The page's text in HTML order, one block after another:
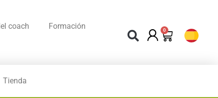
coach Formación 0
Tienda